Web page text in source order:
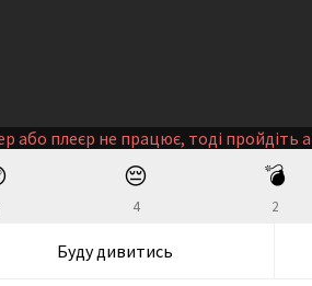
або плеєр не працює, тоді пройдіть
😔
4
💣
2
Буду дивитись